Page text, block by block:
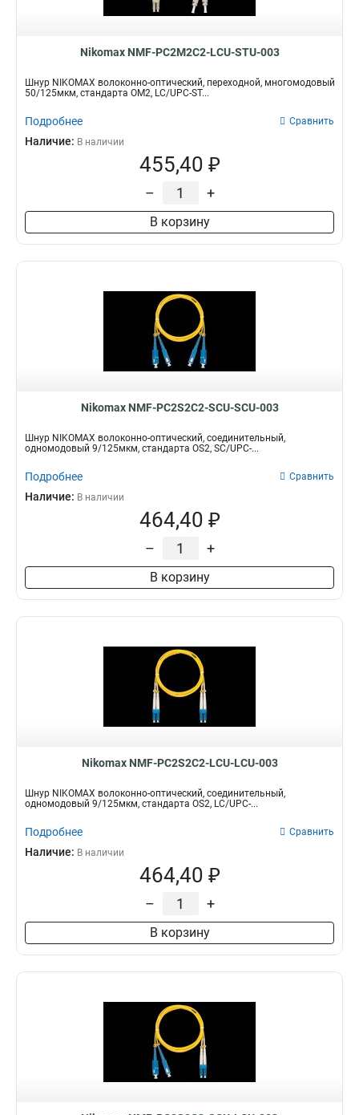
Nikomax NMF-PC2M2C2-LCU-STU-003
Шнур NIKOMAX волоконно-оптический, переходной, многомодовый
50/125мкм, стандарта ОМ2, LC/UPC-ST...
Подробнее Сравнить
Наличие: В наличии
455,40 ₽
– +
В корзину
Nikomax NMF-PC2S2C2-SCU-SCU-003
Шнур NIKOMAX волоконно-оптический, соединительный,
одномодовый 9/125мкм, стандарта OS2, SC/UPC-...
Подробнее Сравнить
Наличие: В наличии
464,40 ₽
– +
В корзину
Nikomax NMF-PC2S2C2-LCU-LCU-003
Шнур NIKOMAX волоконно-оптический, соединительный,
одномодовый 9/125мкм, стандарта OS2, LC/UPC-...
Подробнее Сравнить
Наличие: В наличии
464,40 ₽
– +
В корзину